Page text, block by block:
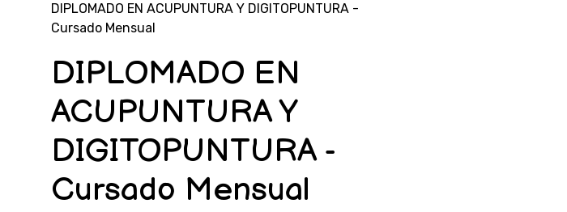
DIPLOMADO EN ACUPUNTURA Y DIGITOPUNTURA -
Cursado Mensual
DIPLOMADO EN
ACUPUNTURA Y
DIGITOPUNTURA -
Cursado Mensual